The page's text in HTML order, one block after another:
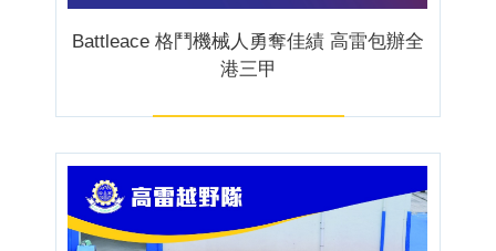
Battleace 格鬥機械人勇奪佳績 高雷包辦全
港三甲